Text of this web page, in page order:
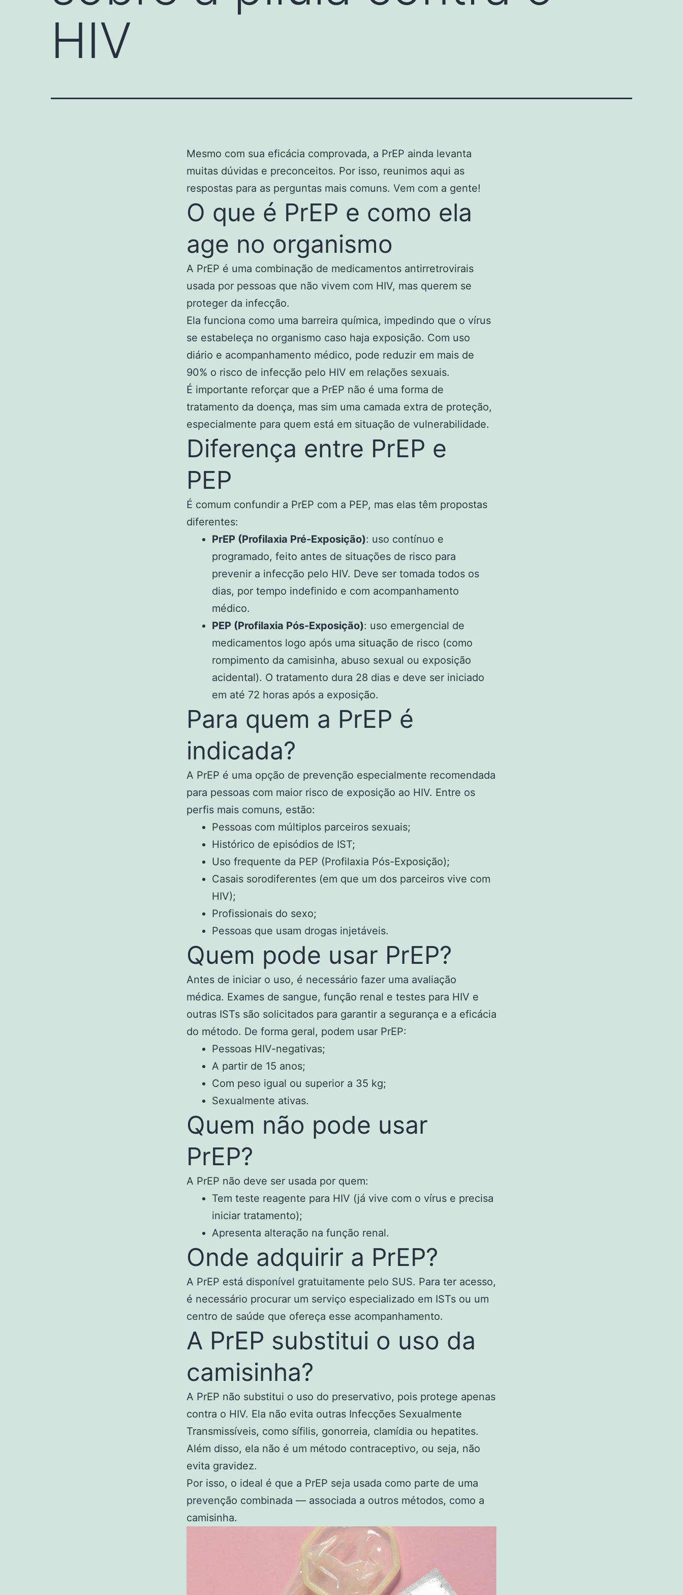
HIV
Mesmo com sua eficácia comprovada, a PrEP ainda levanta
muitas dúvidas e preconceitos. Por isso, reunimos aqui as
respostas para as perguntas mais comuns. Vem com a gente!
O que é PrEP e como ela
age no organismo
A PrEP é uma combinação de medicamentos antirretrovirais
usada por pessoas que não vivem com HIV, mas querem se
proteger da infecção.
Ela funciona como uma barreira química, impedindo que o vírus
se estabeleça no organismo caso haja exposição. Com uso
diário e acompanhamento médico, pode reduzir em mais de
90% o risco de infecção pelo HIV em relações sexuais.
É importante reforçar que a PrEP não é uma forma de
tratamento da doença, mas sim uma camada extra de proteção,
especialmente para quem está em situação de vulnerabilidade.
Diferença entre PrEP e
PEP
É comum confundir a PrEP com a PEP, mas elas têm propostas
diferentes:
PrEP (Profilaxia Pré-Exposição): uso contínuo e
programado, feito antes de situações de risco para
prevenir a infecção pelo HIV. Deve ser tomada todos os
dias, por tempo indefinido e com acompanhamento
médico.
PEP (Profilaxia Pós-Exposição): uso emergencial de
medicamentos logo após uma situação de risco (como
rompimento da camisinha, abuso sexual ou exposição
acidental). O tratamento dura 28 dias e deve ser iniciado
em até 72 horas após a exposição.
Para quem a PrEP é
indicada?
A PrEP é uma opção de prevenção especialmente recomendada
para pessoas com maior risco de exposição ao HIV. Entre os
perfis mais comuns, estão:
Pessoas com múltiplos parceiros sexuais;
Histórico de episódios de IST;
Uso frequente da PEP (Profilaxia Pós-Exposição);
Casais sorodiferentes (em que um dos parceiros vive com
HIV);
Profissionais do sexo;
Pessoas que usam drogas injetáveis.
Quem pode usar PrEP?
Antes de iniciar o uso, é necessário fazer uma avaliação
médica. Exames de sangue, função renal e testes para HIV e
outras ISTs são solicitados para garantir a segurança e a eficácia
do método. De forma geral, podem usar PrEP:
Pessoas HIV-negativas;
A partir de 15 anos;
Com peso igual ou superior a 35 kg;
Sexualmente ativas.
Quem não pode usar
PrEP?
A PrEP não deve ser usada por quem:
Tem teste reagente para HIV (já vive com o vírus e precisa
iniciar tratamento);
Apresenta alteração na função renal.
Onde adquirir a PrEP?
A PrEP está disponível gratuitamente pelo SUS. Para ter acesso,
é necessário procurar um serviço especializado em ISTs ou um
centro de saúde que ofereça esse acompanhamento.
A PrEP substitui o uso da
camisinha?
A PrEP não substitui o uso do preservativo, pois protege apenas
contra o HIV. Ela não evita outras Infecções Sexualmente
Transmissíveis, como sífilis, gonorreia, clamídia ou hepatites.
Além disso, ela não é um método contraceptivo, ou seja, não
evita gravidez.
Por isso, o ideal é que a PrEP seja usada como parte de uma
prevenção combinada — associada a outros métodos, como a
camisinha.